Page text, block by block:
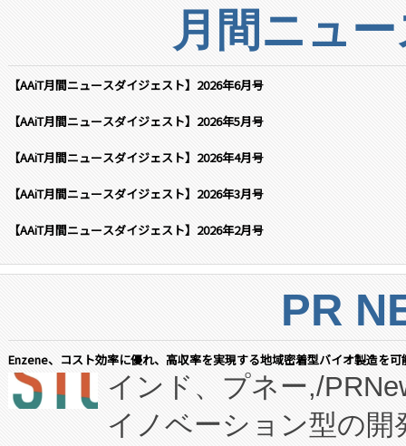
月間ニュ
【AAiT月間ニュースダイジェスト】2026年6月号
【AAiT月間ニュースダイジェスト】2026年5月号
【AAiT月間ニュースダイジェスト】2026年4月号
【AAiT月間ニュースダイジェスト】2026年3月号
【AAiT月間ニュースダイジェスト】2026年2月号
PR
Enzene、コスト効率に優れ、高収率を実現する地域密着型バイオ製造を
インド、プネー,/
イノベーション型の